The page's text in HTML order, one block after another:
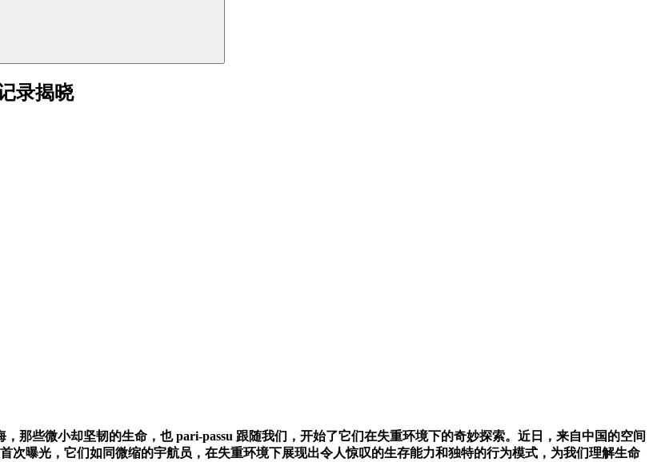
录揭晓
那些微小却坚韧的生命，也 pari-passu 跟随我们，开始了它们在失重环境下的奇妙探索。近日，来自中国的空间
次曝光，它们如同微缩的宇航员，在失重环境下展现出令人惊叹的生存能力和独特的行为模式，为我们理解生命